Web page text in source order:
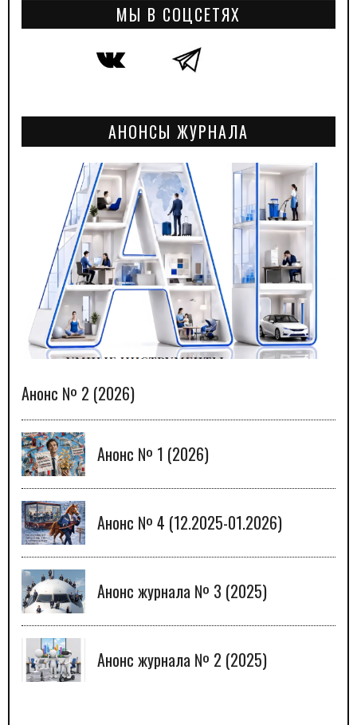
МЫ В СОЦСЕТЯХ
АНОНСЫ ЖУРНАЛА
Анонс № 2 (2026)
Анонс № 1 (2026)
Анонс № 4 (12.2025-01.2026)
Анонс журнала № 3 (2025)
Анонс журнала № 2 (2025)